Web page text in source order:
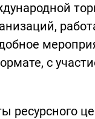
с
ресурсного